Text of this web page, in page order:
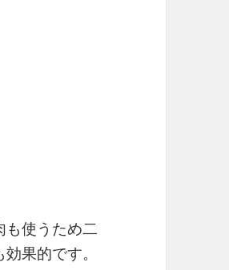
も使うため二
果的です。